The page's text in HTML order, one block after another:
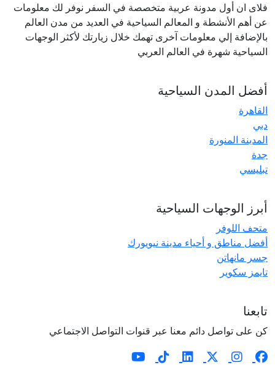
فلاى ان أول مدونة عربية متخصصة في السفر نوفر لك معلومات
عن أهم الأنشطة و المعالم السياحية في العديد من مدن العالم
بالإضافة إلي معلومات آخرى تهمك خلال زيارتك لأكثر الوجهات
السياحية شهرة في العالم العربي
أفضل المدن السياحية
القاهرة
دبي
المدينة المنورة
جدة
تبليسي
أبرز الوجهات السياحية
متحف اللوفر
أفضل مناطق و أحياء مدينة نيويورك
جسر مانهاتن
تايمز سكوير
تابعنا
كن على تواصل دائم معنا عبر قنوات التواصل الاجتماعي